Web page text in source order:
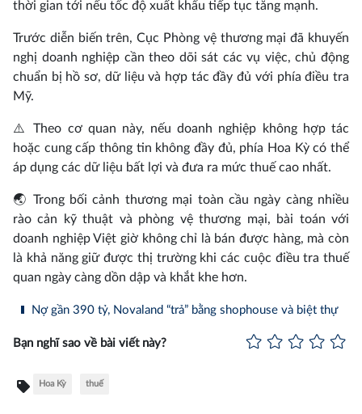
thời gian tới nếu tốc độ xuất khẩu tiếp tục tăng mạnh.
Trước diễn biến trên, Cục Phòng vệ thương mại đã khuyến
nghị doanh nghiệp cần theo dõi sát các vụ việc, chủ động
chuẩn bị hồ sơ, dữ liệu và hợp tác đầy đủ với phía điều tra
Mỹ.
⚠️ Theo cơ quan này, nếu doanh nghiệp không hợp tác
hoặc cung cấp thông tin không đầy đủ, phía Hoa Kỳ có thể
áp dụng các dữ liệu bất lợi và đưa ra mức thuế cao nhất.
🌏 Trong bối cảnh thương mại toàn cầu ngày càng nhiều
rào cản kỹ thuật và phòng vệ thương mại, bài toán với
doanh nghiệp Việt giờ không chỉ là bán được hàng, mà còn
là khả năng giữ được thị trường khi các cuộc điều tra thuế
quan ngày càng dồn dập và khắt khe hơn.
Nợ gần 390 tỷ, Novaland “trả” bằng shophouse và biệt thự
Bạn nghĩ sao về bài viết này?
Hoa Kỳ thuế